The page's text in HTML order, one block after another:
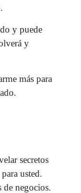
y puede
y
más para
secretos
usted.
de negocios.